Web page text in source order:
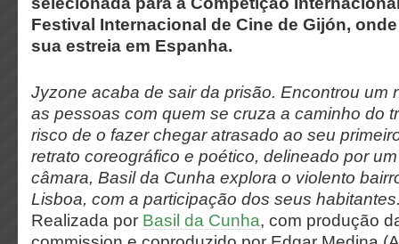
Festival Internacional de Cine de Gijón,
sua estreia em Espanha.
Jyzone acaba de sair da prisão. Encontrou um
as pessoas com quem se cruza a caminho do
risco de o fazer chegar atrasado ao seu
retrato coreográfico e poético, delineado por
câmara, Basil da Cunha explora o violento
Lisboa, com a participação dos seus
Realizada por Basil da Cunha, com produção